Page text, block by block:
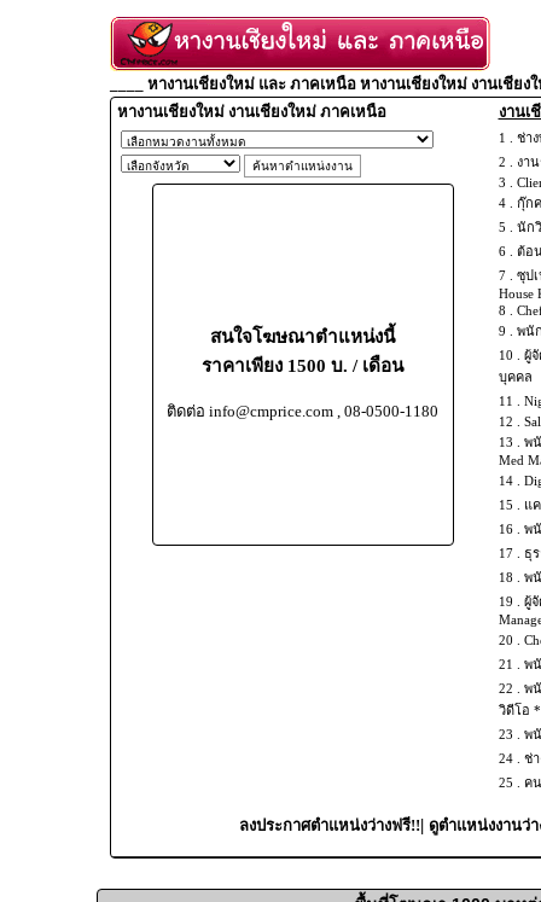
____ หางานเชียงใหม่ และ ภาคเหนือ หางานเชียงใหม่ งานเชียง
หางานเชียงใหม่ งานเชียงใหม่ ภาคเหนือ
สนใจโฆษณาตำแหน่งนี้
ราคาเพียง 1500 บ. / เดือน
ติดต่อ info@cmprice.com , 08-0500-1180
งานเ
1 . ช่า
2 . งา
3 .
4 . กุ๊ก
5 . นัก
6 . ต้อ
7 . ซุป
House
8 .
9 . พนั
10 . ผู้
บุคคล
11 .
12 .
13 . พ
Med
14 .
15 .
แ
16 . พ
17 .
ธุ
18 . พ
19 . ผู้
20 .
21 . พ
22 . พ
วิดีโอ
23 . พ
24 . ช่
25 .
ค
ลงประกาศตำแหน่งว่างฟรี!!| ดูตำแหน่งงานว่